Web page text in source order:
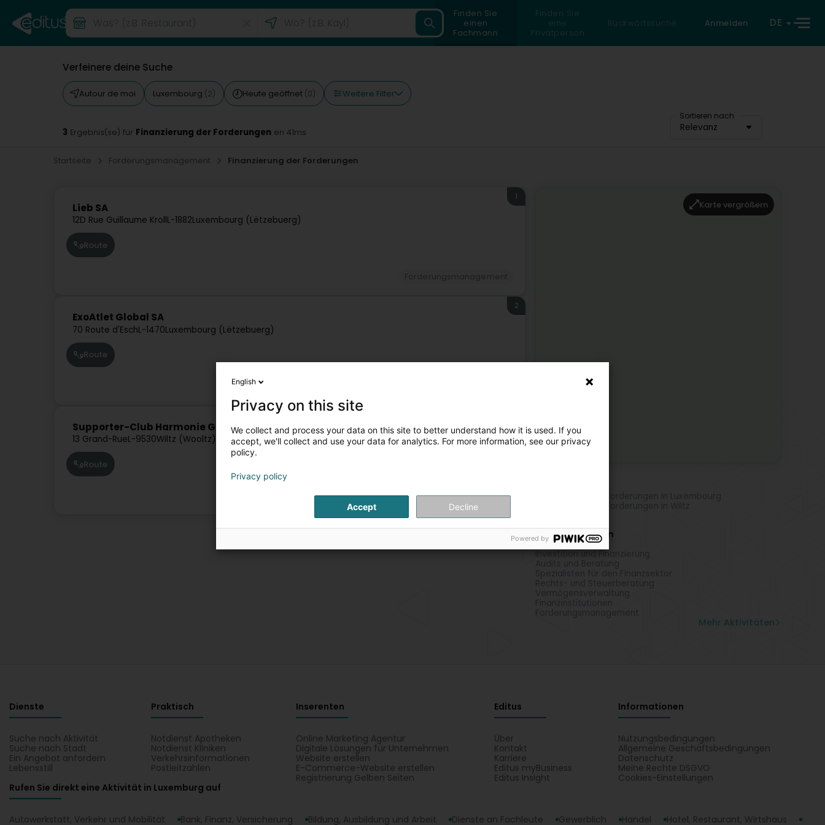
Finden Sie
einen
Fachmann
Finden Sie
eine
Privatperson
Rückwärtssuche Anmelden DE
Verfeinere deine Suche
Autour de moi Luxembourg (2) Heute geöffnet (0) Weitere Filter
Sortieren nach
Relevanz
3 Ergebnis(se) für Finanzierung der Forderungen en 41ms
Startseite Forderungsmanagement Finanzierung der Forderungen
Lieb SA
12D Rue Guillaume KrollL-1882Luxembourg (Lëtzebuerg)
1
Route
ExoAtlet Global SA
70 Route d'EschL-1470Luxembourg (Lëtzebuerg)
2
Route
Supporter-Club Harmonie Grand-Ducale Municipale de la Ville de Wiltz
13 Grand-RueL-9530Wiltz (Wooltz)
Route
Forderungsmanagement
Karte vergrößern
Mehr Aktivitäten
Holding
Investition und Finanzierung
Mehr Aktivitäten
Dienste
Suche nach Aktivität
Suche nach Stadt
Ein Angebot anfordern
Lebensstill
Praktisch
Notdienst Apotheken
Notdienst Kliniken
Verkehrsinformationen
Postleitzahlen
Inserenten
Online Marketing Agentur
Digitale Lösungen für Unternehmen
Website erstellen
E-Commerce-Website erstellen
Registrierung Gelben Seiten
Editus
Über
Kontakt
Karriere
Editus myBusiness
Editus Insight
Informationen
Nutzungsbedingungen
Allgemeine Geschäftsbedingungen
Datenschutz
Meine Rechte DSGVO
Cookies-Einstellungen
Rufen Sie direkt eine Aktivität in Luxemburg auf
Autowerkstatt, Verkehr und Mobilität Bank, Finanz, Versicherung Bildung, Ausbildung und Arbeit Dienste an Fachleute Gewerblich Handel
Hotel, Restaurant, Wirtshaus
English
Privacy on this site
We collect and process your data on this site to better understand how it is used. If you
accept, we'll collect and use your data for analytics. For more information, see our privacy
policy.
Privacy policy
Accept Decline
Powered by